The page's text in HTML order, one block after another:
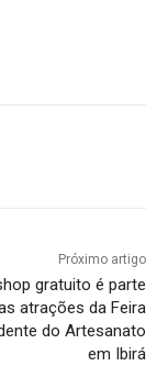
Próximo artigo
gratuito é parte
atrações da Feira
do Artesanato
em Ibirá